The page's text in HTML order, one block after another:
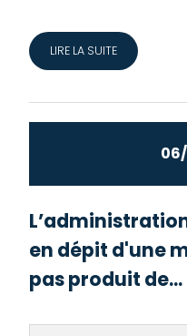
LIRE LA SUITE
en dépit d'une
pas produit de...